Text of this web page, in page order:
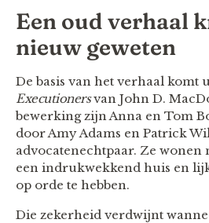
Een oud verhaal
nieuw geweten
De basis van het verhaal komt
Executionersvan John D.
bewerking zijn Anna en Tom
door Amy Adams en Patrick
advocatenechtpaar. Ze
een indrukwekkend huis en
op orde te hebben.
Die zekerheid verdwijnt